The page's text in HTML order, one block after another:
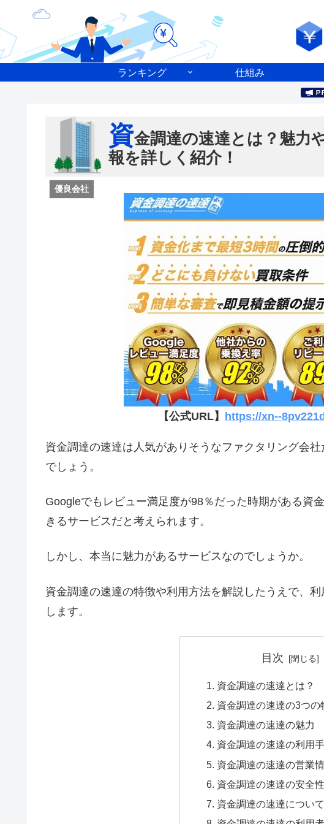
ランキング 仕組み
資金調達の速達とは？魅力
報を詳しく紹介！
優良会社
【公式URL】 https://xn--
資金調達の速達は人気がありそうなファクタリング会
でしょう。
Googleでもレビュー満足度が98％だった時期がある資
きるサービスだと考えられます。
しかし、本当に魅力があるサービスなのでしょうか。
資金調達の速達の特徴や利用方法を解説したうえで、
します。
目次
資金調達の速達とは？
資金調達の速達の3つの
資金調達の速達の魅力
資金調達の速達の利用
資金調達の速達の営業
資金調達の速達の安全
資金調達の速達につい